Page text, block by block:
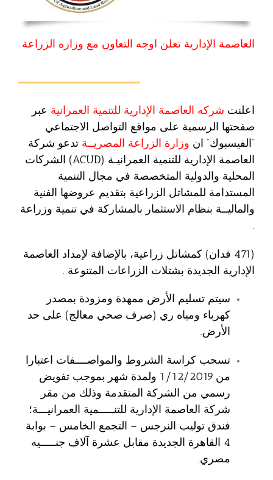
العاصمة الإدارية تعلن اوجه التعاون مع وزاره الزراعة
اعلنت شركه العاصمة الإدارية للتنمية العمرانية عبر
صفحتها الرسمية على مواقع التواصل الاجتماعي
“الفيسبوك” ان وزارة الزراعة المصريــة تدعو شركة
العاصمة الإدارية للتنمية العمرانيـة (ACUD) الشركات
المحلية والدولية المتخصصة في مجال التنمية
المستدامة للمشاتل الزراعية بتقديم عروضها الفنية
والماليــة بنظام الاستثمار بالمشاركة في تنمية وزراعة
.
(471 فدان) كمشاتل زراعية، بالإضافة لإمداد العاصمة
الإدارية الجديدة بشتلات الزراعات المتنوعة .
سيتم تسليم الأرض ممهدة ومزودة بمصدر
كهرباء ومياه ري (صرف صحي معالج) على حد
الأرض.
تسحب كراسة الشروط والمواصــــفات اعتبارا
من 1/12/2019 ولمدة شهر بموجب تفويض
رسمي من الشركة المتقدمة وذلك من مقر
شركة العاصمة الإدارية للتنـــــمية العمرانيـــة؛
فندق توليب النرجس – التجمع الخامس – بوابة
4 القاهرة الجديدة مقابل عشرة آلاف جنـــــيه
مصري.